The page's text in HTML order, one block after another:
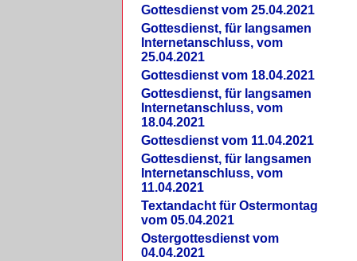
Gottesdienst vom 25.04.2021
Gottesdienst, für langsamen
Internetanschluss, vom
25.04.2021
Gottesdienst vom 18.04.2021
Gottesdienst, für langsamen
Internetanschluss, vom
18.04.2021
Gottesdienst vom 11.04.2021
Gottesdienst, für langsamen
Internetanschluss, vom
11.04.2021
Textandacht für Ostermontag
vom 05.04.2021
Ostergottesdienst vom
04.04.2021